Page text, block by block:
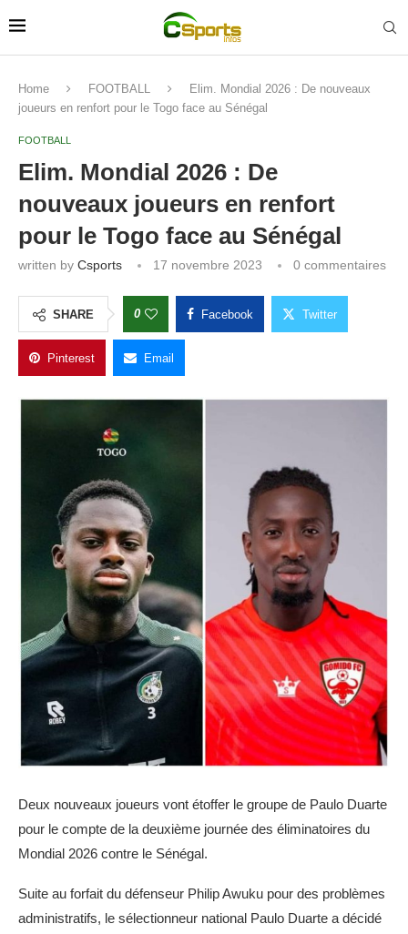
Home FOOTBALL
Elim. Mondial 2026 : De nouveaux
joueurs en renfort pour le Togo face au Sénégal
FOOTBALL
Elim. Mondial 2026 : De
nouveaux joueurs en renfort
pour le Togo face au Sénégal
written by Csports 17 novembre 2023 0 commentaires
SHARE 0 Facebook Twitter
Pinterest Email
Deux nouveaux joueurs vont étoffer le groupe de Paulo Duarte
pour le compte de la deuxième journée des éliminatoires du
Mondial 2026 contre le Sénégal.
Suite au forfait du défenseur Philip Awuku pour des problèmes
administratifs, le sélectionneur national Paulo Duarte a décidé